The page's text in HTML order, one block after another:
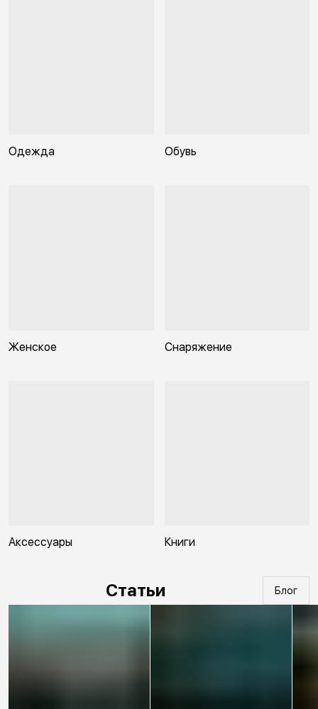
Одежда Обувь
Женское Снаряжение
Аксессуары Книги
Статьи Блог